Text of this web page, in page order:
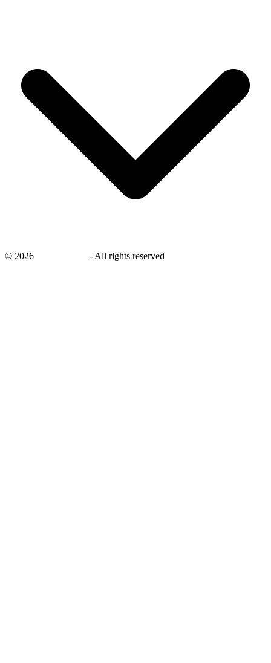
© 2026 - All rights reserved